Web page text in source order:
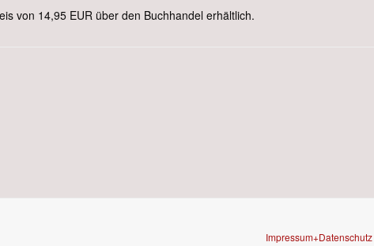
von 14,95 EUR über den Buchhandel erhältlich.
de Jesus: Kleine Funken - brennendes Feuer
Impressum+Datenschutz